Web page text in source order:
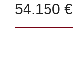
54.150 €